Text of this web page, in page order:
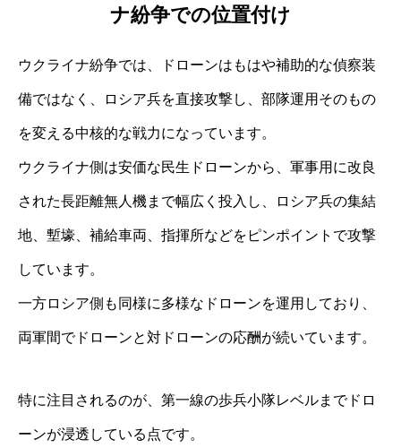
ナ紛争での位置付け
ウクライナ紛争では、ドローンはもはや補助的な偵察装
備ではなく、ロシア兵を直接攻撃し、部隊運用そのもの
を変える中核的な戦力になっています。
ウクライナ側は安価な民生ドローンから、軍事用に改良
された長距離無人機まで幅広く投入し、ロシア兵の集結
地、塹壕、補給車両、指揮所などをピンポイントで攻撃
しています。
一方ロシア側も同様に多様なドローンを運用しており、
両軍間でドローンと対ドローンの応酬が続いています。
特に注目されるのが、第一線の歩兵小隊レベルまでドロ
ーンが浸透している点です。